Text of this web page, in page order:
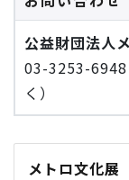
公益財団法人
03-3253-
く）
メトロ文化展